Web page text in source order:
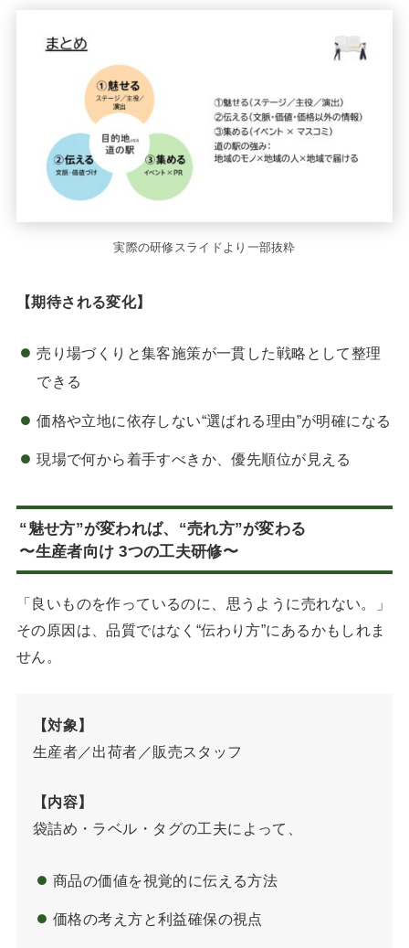
実際の研修スライドより一部抜粋
【期待される変化】
売り場づくりと集客施策が一貫した戦略として整理
できる
価格や立地に依存しない“選ばれる理由”が明確になる
現場で何から着手すべきか、優先順位が見える
“魅せ方”が変われば、“売れ方”が変わる
〜生産者向け 3つの工夫研修〜
「良いものを作っているのに、思うように売れない。」
その原因は、品質ではなく“伝わり方”にあるかもしれま
せん。
【対象】
生産者／出荷者／販売スタッフ
【内容】
袋詰め・ラベル・タグの工夫によって、
商品の価値を視覚的に伝える方法
価格の考え方と利益確保の視点